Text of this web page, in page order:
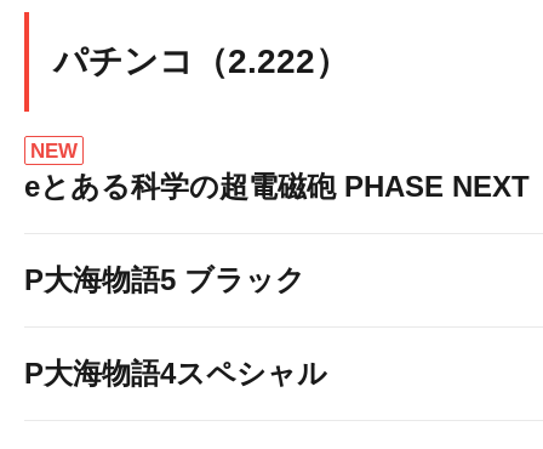
パチンコ（2.222）
NEW
eとある科学の超電磁砲 PHASE NEXT
P大海物語5 ブラック
P大海物語4スペシャル